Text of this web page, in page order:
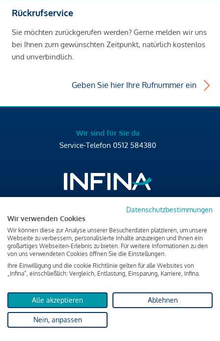
Rückrufservice
Sie möchten zurückgerufen werden? Gerne melden wir uns
bei Ihnen zum gewünschten Zeitpunkt, natürlich kostenlos
und unverbindlich.
Geben Sie hier Ihre Rufnummer ein
Wir sind für Sie da
Service-Telefon 0512 584380
Brixner Straße 2/4
6020 Innsbruck
T+43 512 584380
office@infina.at
Impressum
Datenschutz & Cookies
Datenschutzbestimmungen
Wir verwenden Cookies
Wir können diese zur Analyse unserer Besucherdaten platzieren, um unsere
Webseite zu verbessern, personalisierte Inhalte anzuzeigen und Ihnen ein
großartiges Webseiten-Erlebnis zu bieten. Für weitere Informationen zu den
von uns verwendeten Cookies öffnen Sie die Einstellungen.
Ihre Einwilligung und die cookie Richtlinie gelten für alle Websites von
„Infina“, einschließlich: Vergleich, Entlastung, Einsparung, Karriere, Infina.
Alle akzeptieren Ablehnen
Nein, anpassen